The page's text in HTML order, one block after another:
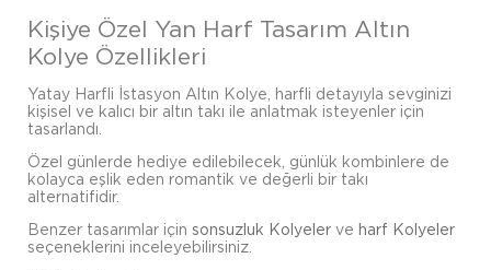
Kişiye Özel Yan Harf Tasarım Altın
Kolye Özellikleri
Yatay Harfli İstasyon Altın Kolye, harfli detayıyla sevginizi
kişisel ve kalıcı bir altın takı ile anlatmak isteyenler için
tasarlandı.
Özel günlerde hediye edilebilecek, günlük kombinlere de
kolayca eşlik eden romantik ve değerli bir takı
alternatifidir.
Benzer tasarımlar için sonsuzluk Kolyeler ve harf Kolyeler
seçeneklerini inceleyebilirsiniz.